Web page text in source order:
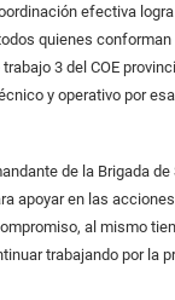
efectiva
quienes
3 del COE
y operativo por
de la Brigada
apoyar en las
al mismo
trabajando por la